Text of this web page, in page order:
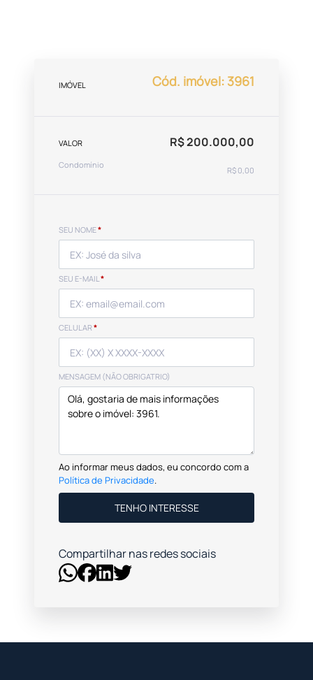
IMÓVEL Cód. imóvel: 3961
VALOR R$ 200.000,00
Condomínio
R$ 0,00
SEU NOME*
SEU E-MAIL*
CELULAR *
MENSAGEM (NÃO OBRIGATRIO)
Ao informar meus dados, eu concordo com a
Política de Privacidade.
TENHO INTERESSE
Compartilhar nas redes sociais